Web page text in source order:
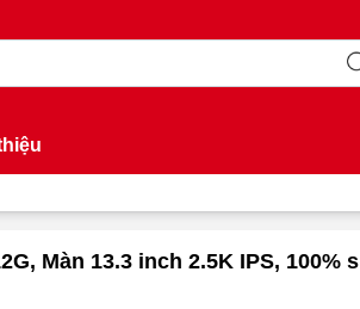
Màn 13.3 inch 2.5K IPS, 100%